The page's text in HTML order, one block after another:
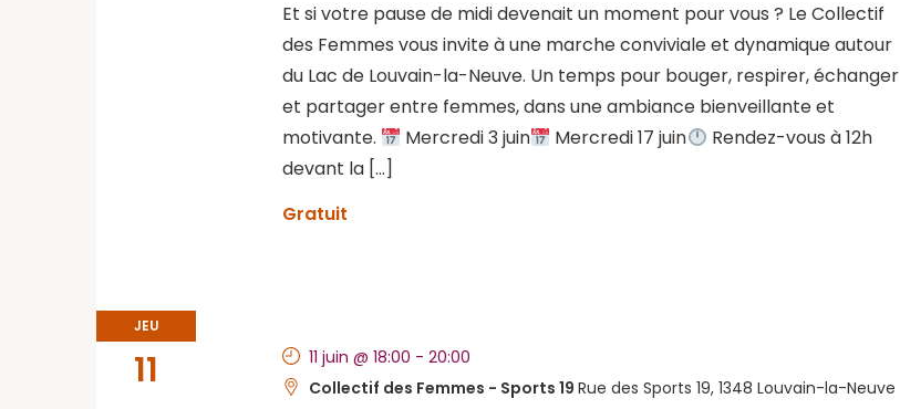
Et si votre pause de midi devenait un moment pour vous ? Le Collectif
des Femmes vous invite à une marche conviviale et dynamique autour
du Lac de Louvain-la-Neuve. Un temps pour bouger, respirer, échanger
et partager entre femmes, dans une ambiance bienveillante et
motivante.
Mercredi 3 juin Mercredi 17 juin
Rendez-vous à 12h
devant la […]
Gratuit
JEU
11 11 juin @ 18:00 - 20:00
Collectif des Femmes - Sports 19 Rue des Sports 19, 1348 Louvain-la-Neuve